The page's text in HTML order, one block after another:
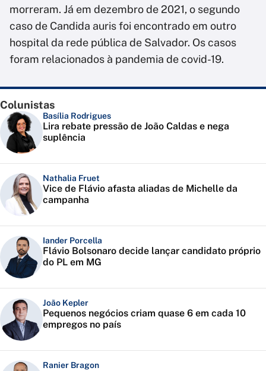
morreram. Já em dezembro de 2021, o segundo
caso de Candida auris foi encontrado em outro
hospital da rede pública de Salvador. Os casos
foram relacionados à pandemia de covid-19.
Colunistas
Basília Rodrigues
Lira rebate pressão de João Caldas e nega
suplência
Nathalia Fruet
Vice de Flávio afasta aliadas de Michelle da
campanha
Iander Porcella
Flávio Bolsonaro decide lançar candidato próprio
do PL em MG
João Kepler
Pequenos negócios criam quase 6 em cada 10
empregos no país
Ranier Bragon